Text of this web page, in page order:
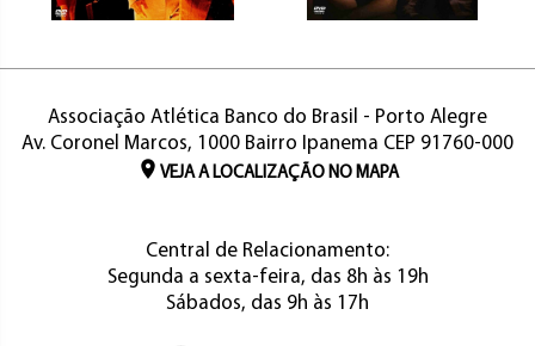
Associação Atlética Banco do Brasil - Porto Alegre
Av. Coronel Marcos, 1000 Bairro Ipanema CEP 91760-000
VEJA A LOCALIZAÇÃO NO MAPA
Central de Relacionamento:
Segunda a sexta-feira, das 8h às 19h
Sábados, das 9h às 17h